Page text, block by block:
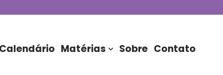
do Nubank Parque
Calendário Matérias Sobre Contato